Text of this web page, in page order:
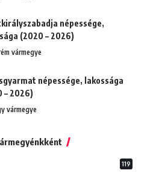
népessége,
(2020 – 2026)
vármegye
népessége, lakossága
– 2026)
vármegye
119